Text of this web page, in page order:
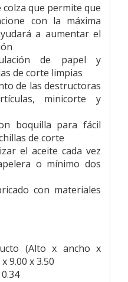
que permite que
con la máxima
a aumentar el
de papel y
de corte limpias
de las destructoras
minicorte y
boquilla para fácil
de corte
el aceite cada vez
o mínimo dos
con materiales
(Alto x ancho x
9.00 x 3.50